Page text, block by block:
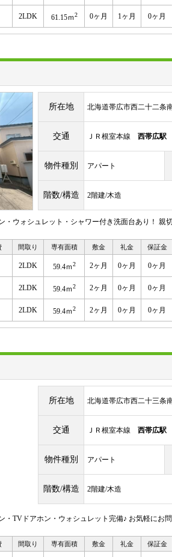
2LDK 61.15ｍ2 0ヶ月 1ヶ月 0ヶ月
所在地 北海道帯広市西二十二条
交通 ＪＲ根室本線 西帯広駅
物件種別 アパート
階数/構造 2階建/木造
・ウォシュレット・シャワー付き洗面台あり！ 親
間取り 専有面積 敷金 礼金 保証金
2LDK 59.4ｍ2 2ヶ月 0ヶ月 0ヶ月
2LDK 59.4ｍ2 2ヶ月 0ヶ月 0ヶ月
2LDK 59.4ｍ2 2ヶ月 0ヶ月 0ヶ月
所在地 北海道帯広市西二十三条
交通 ＪＲ根室本線 西帯広駅
物件種別 アパート
階数/構造 2階建/木造
TVドアホン・ウォシュレット完備♪ お気軽にお問
間取り 専有面積 敷金 礼金 保証金